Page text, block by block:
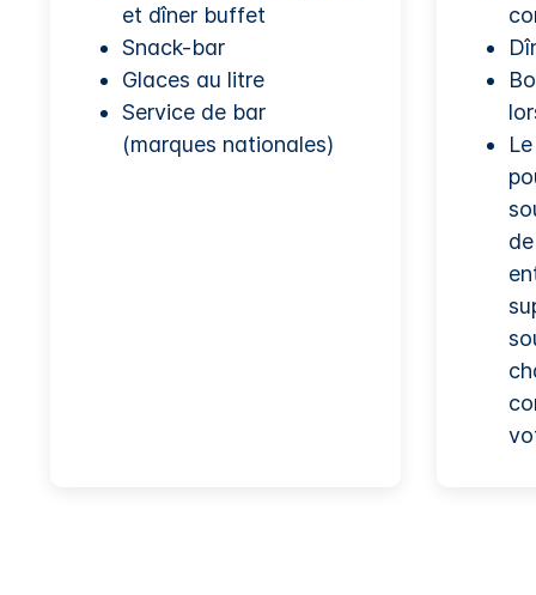
et dîner buffet
Snack-bar
Glaces au litre
Service de bar
(marques nationales)